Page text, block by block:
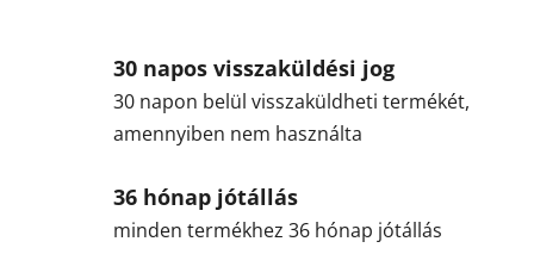
30 napos visszaküldési jog
30 napon belül visszaküldheti termékét,
amennyiben nem használta
36 hónap jótállás
minden termékhez 36 hónap jótállás